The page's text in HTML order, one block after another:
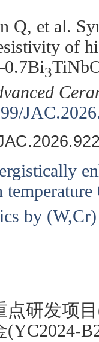
Q, et al.
of
3
by
研发项目
(YC2024-